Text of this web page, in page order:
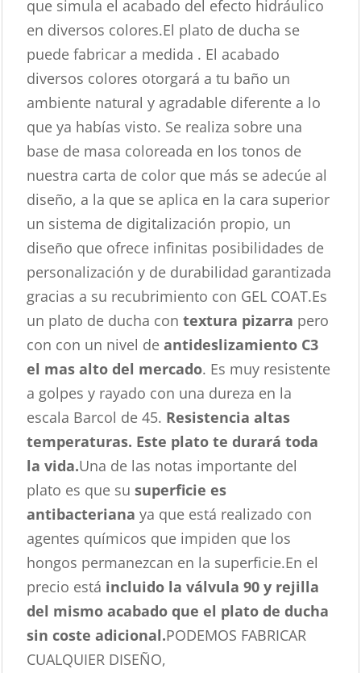
que simula el acabado del efecto hidráulico
en diversos colores.El plato de ducha se
puede fabricar a medida . El acabado
diversos colores otorgará a tu baño un
ambiente natural y agradable diferente a lo
que ya habías visto. Se realiza sobre una
base de masa coloreada en los tonos de
nuestra carta de color que más se adecúe al
diseño, a la que se aplica en la cara superior
un sistema de digitalización propio, un
diseño que ofrece infinitas posibilidades de
personalización y de durabilidad garantizada
gracias a su recubrimiento con GEL COAT.Es
un plato de ducha con textura pizarra pero
con con un nivel deantideslizamiento C3
el mas alto del mercado. Es muy resistente
a golpes y rayado con una dureza en la
escala Barcol de 45. Resistencia altas
temperaturas. Este plato te durará toda
la vida.Una de las notas importante del
plato es que susuperficie es
antibacterianaya que está realizado con
agentes químicos que impiden que los
hongos permanezcan en la superficie.En el
precio está incluido la válvula 90 y rejilla
del mismo acabado que el plato de ducha
sin coste adicional.PODEMOS FABRICAR
CUALQUIER DISEÑO,